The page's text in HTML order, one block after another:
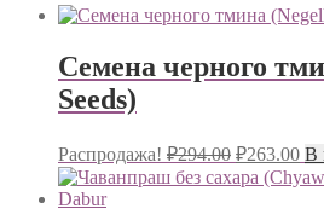
Семена черного
Seeds)
Распродажа! ₽294.00
цена
составляла
₽263.00 В